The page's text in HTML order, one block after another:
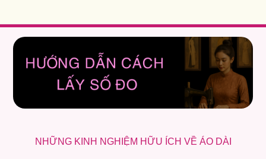
NHỮNG KINH NGHIỆM HỮU ÍCH VỀ ÁO DÀI